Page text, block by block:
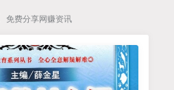
免费分享网赚资讯